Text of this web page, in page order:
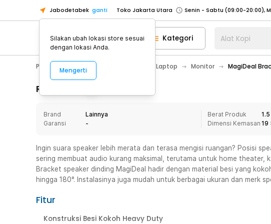
Jabodetabek ganti Toko Jakarta Utara
Toko Tangerang
Toko Cikupa
Pick n Go Jakarta Barat
Senin - Jumat (07:00 -
Pick n Go Bekasi
Senin - Jumat (08:00 - 20:00),
Senin - Jumat (08:00 - 20:00),
Senin - Sabtu (09:00-20:00),
Senin - Sabtu (09:00-20:00),
Toko Tangerang
Toko Cikupa
Pick n Go Jakarta Barat
Senin - Jumat (07:00 -
Kategori Alat Kopi
PC & Laptop Aksesoris Komputer & Laptop Monitor MagiDeal
Rincian Produk
Brand
Lainnya
Garansi
-
Berat Produk
Dimensi Kemasan 19
Ingin suara speaker lebih merata dan terasa mengisi ruangan? Posisi
sering membuat audio kurang maksimal, terutama untuk home theater,
Bracket speaker dinding MagiDeal hadir dengan material besi yang
hingga 180°. Instalasinya juga mudah untuk berbagai ukuran dan merk
Fitur
Konstruksi Besi Kokoh Heavy Duty
Silakan ubah lokasi store sesuai
dengan lokasi Anda.
Mengerti